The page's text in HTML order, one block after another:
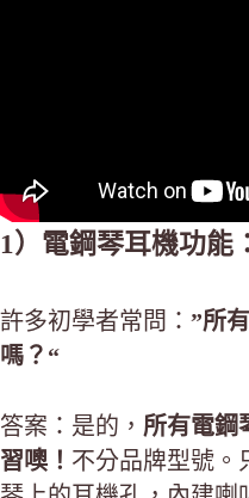
1）電鋼琴耳機功能
許多初學者常問： ”所
嗎？“
答案：是的， 所有電鋼
習噢！ 不分品牌型號。